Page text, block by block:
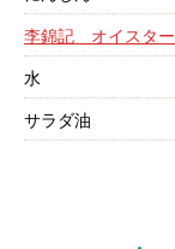
李錦記 オイスター
水
サラダ油